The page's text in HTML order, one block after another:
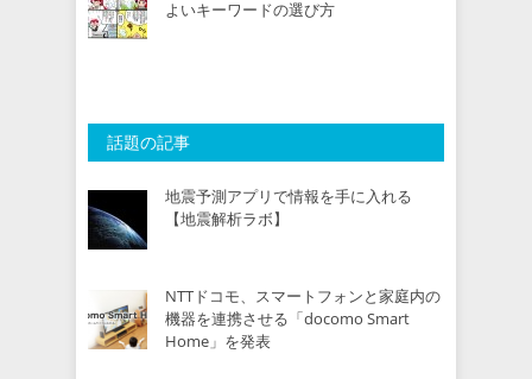
よいキーワードの選び方
話題の記事
地震予測アプリで情報を手に入れる
【地震解析ラボ】
NTTドコモ、スマートフォンと家庭内の
機器を連携させる「docomo Smart
Home」を発表